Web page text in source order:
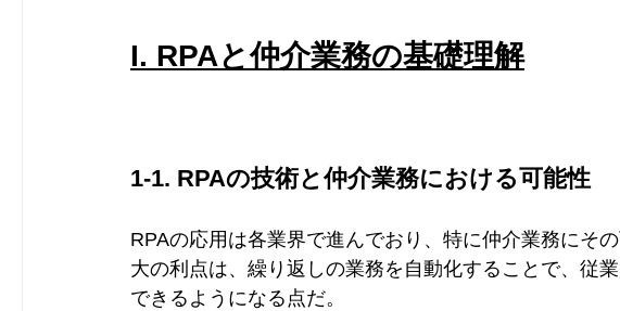
I. RPAと仲介業務の基礎理解
1-1. RPAの技術と仲介業務における可能性
RPAの応用は各業界で進んでおり、特に仲介業務にそ
大の利点は、繰り返しの業務を自動化することで、従
できるようになる点だ。